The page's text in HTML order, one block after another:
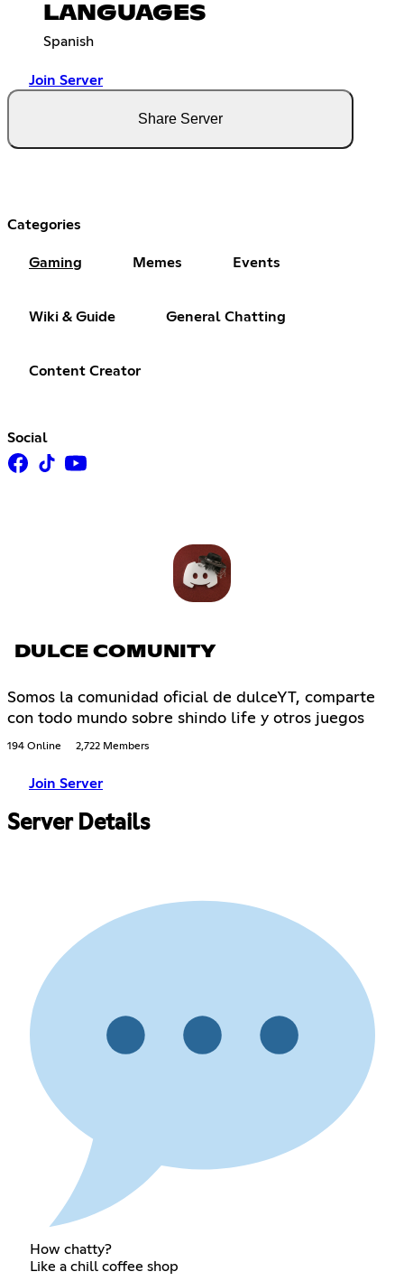
LANGUAGES
Spanish
Join Server
Share Server
Categories
Gaming Memes Events
Wiki & Guide General Chatting
Content Creator
Social
DULCE COMUNITY
Somos la comunidad oficial de dulceYT, comparte
con todo mundo sobre shindo life y otros juegos
194 Online 2,722 Members
Join Server
Server Details
How chatty?
Like a chill coffee shop